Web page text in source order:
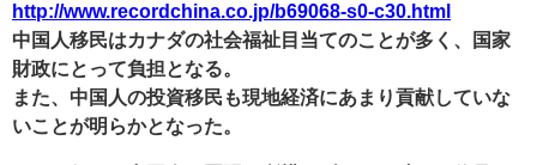
http://www.recordchina.co.jp/b69068-s0-c30.html
中国人移民はカナダの社会福祉目当てのことが多く、国家
財政にとって負担となる。
また、中国人の投資移民も現地経済にあまり貢献していな
いことが明らかとなった。